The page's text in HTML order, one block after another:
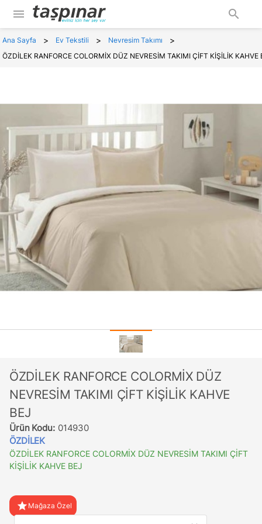
menu search
Ana Sayfa > Ev Tekstili > Nevresim Takımı >
ÖZDİLEK RANFORCE COLORMİX DÜZ NEVRESİM TAKIMI ÇİFT KİŞİLİK KAHVE
ÖZDİLEK RANFORCE COLORMİX DÜZ
NEVRESİM TAKIMI ÇİFT KİŞİLİK KAHVE
BEJ
Ürün Kodu: 014930
ÖZDİLEK
ÖZDİLEK RANFORCE COLORMİX DÜZ NEVRESİM TAKIMI ÇİFT
KİŞİLİK KAHVE BEJ
star Mağaza Özel